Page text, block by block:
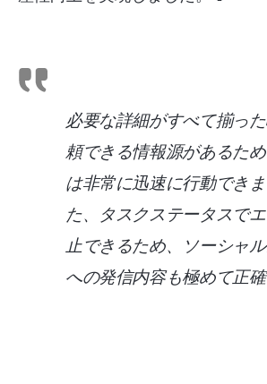
必要な詳細がすべて揃っ
頼できる情報源があるた
は非常に迅速に行動でき
た、タスクステータスで
止できるため、ソーシャ
への発信内容も極めて正確